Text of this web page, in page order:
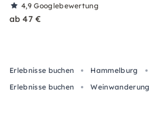
4,9Googlebewertung
ab 47 €
Erlebnisse buchen Hammelburg
Erlebnisse buchen
Weinwanderung